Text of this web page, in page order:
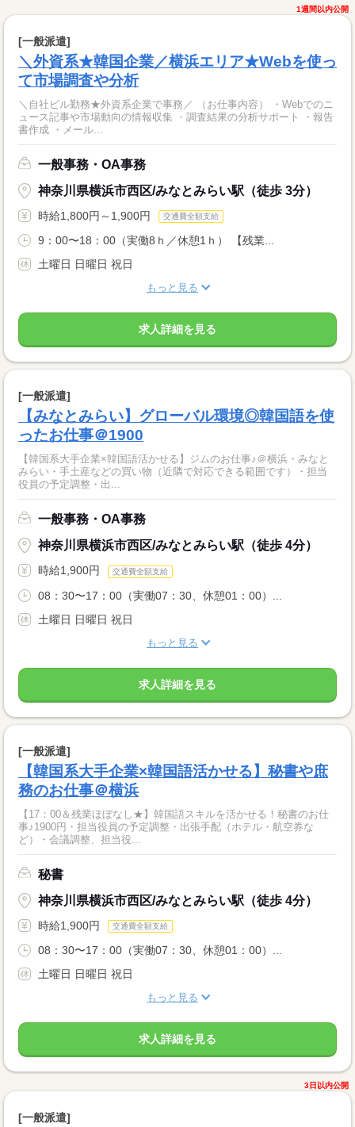
1週間以内公開
[一般派遣]
＼外資系★韓国企業／横浜エリア★Webを使っ
て市場調査や分析
＼自社ビル勤務★外資系企業で事務／ （お仕事内容） ・Webでのニ
ュース記事や市場動向の情報収集 ・調査結果の分析サポート ・報告
書作成 ・メール...
一般事務・OA事務
神奈川県横浜市西区/みなとみらい駅（徒歩 3分）
時給1,800円～1,900円 交通費全額支給
9：00〜18：00（実働8ｈ／休憩1ｈ） 【残業...
土曜日 日曜日 祝日
もっと見る
求人詳細を見る
[一般派遣]
【みなとみらい】グローバル環境◎韓国語を使
ったお仕事＠1900
【韓国系大手企業×韓国語活かせる】ジムのお仕事♪＠横浜・みなと
みらい・手土産などの買い物（近隣で対応できる範囲です）・担当
役員の予定調整・出...
一般事務・OA事務
神奈川県横浜市西区/みなとみらい駅（徒歩 4分）
時給1,900円 交通費全額支給
08：30〜17：00（実働07：30、休憩01：00）...
土曜日 日曜日 祝日
もっと見る
求人詳細を見る
[一般派遣]
【韓国系大手企業×韓国語活かせる】秘書や庶
務のお仕事＠横浜
【17：00＆残業ほぼなし★】韓国語スキルを活かせる！秘書のお仕
事♪1900円・担当役員の予定調整・出張手配（ホテル・航空券な
ど）・会議調整、担当役...
秘書
神奈川県横浜市西区/みなとみらい駅（徒歩 4分）
時給1,900円 交通費全額支給
08：30〜17：00（実働07：30、休憩01：00）...
土曜日 日曜日 祝日
もっと見る
求人詳細を見る
3日以内公開
[一般派遣]